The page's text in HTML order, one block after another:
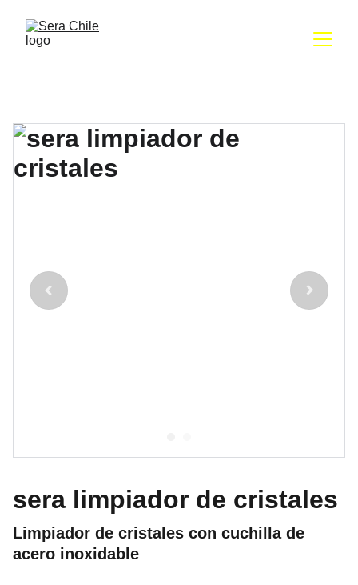
sera limpiador de cristales
Limpiador de cristales con cuchilla de
acero inoxidable